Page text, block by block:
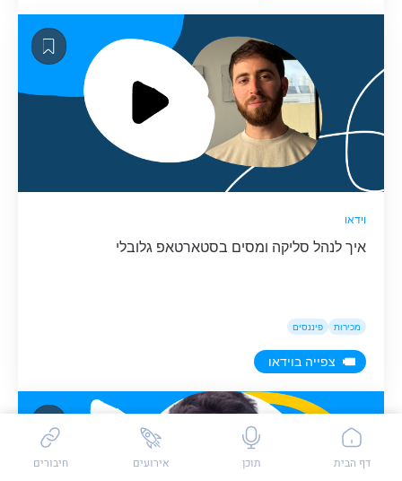
וידאו
איך לנהל סליקה ומסים בסטארטאפ גלובלי
מכירות פיננסים
צפייה בוידאו
שאלות / פידבק
דף הבית תוכן אירועים חיבורים